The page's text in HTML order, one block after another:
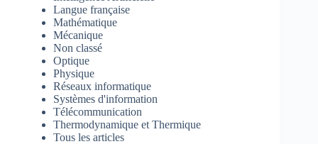
Langue française
Mathématique
Mécanique
Non classé
Optique
Physique
Réseaux informatique
Systèmes d'information
Télécommunication
Thermodynamique et Thermique
Tous les articles